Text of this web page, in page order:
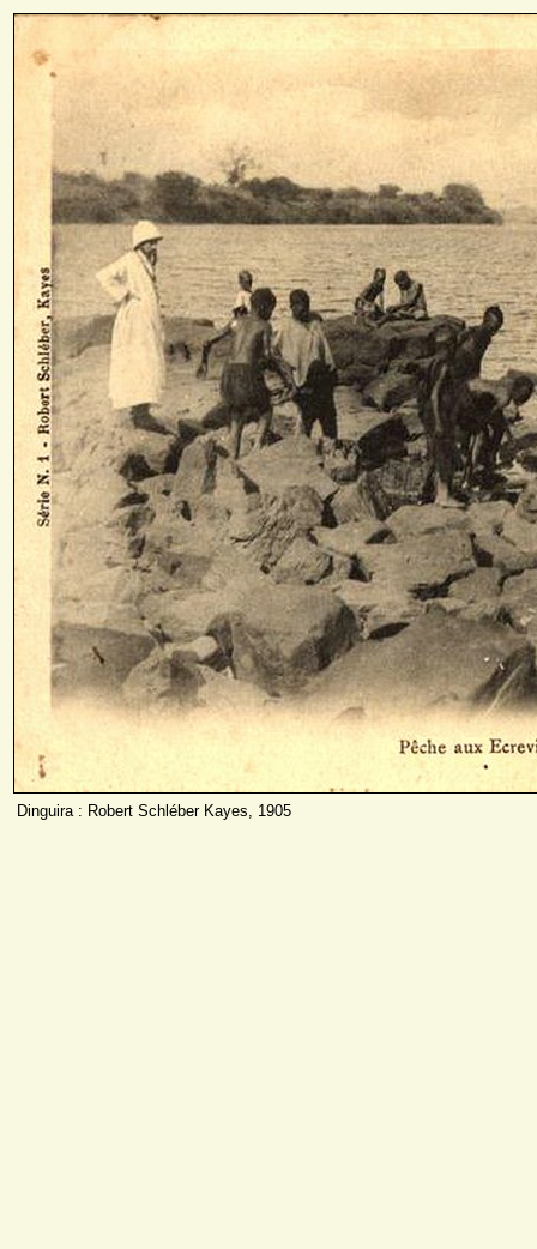
Dinguira : Robert Schléber Kayes, 1905